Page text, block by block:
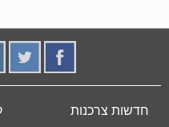
חדשות צרכנות